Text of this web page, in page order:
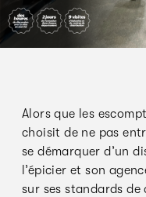
Alors que les
choisit de ne pas
se démarquer d’un
l’épicier et son
sur ses standards